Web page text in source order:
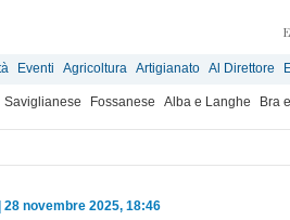
Eventi Agricoltura Artigianato Al Direttore
Saviglianese Fossanese Alba e Langhe Bra
28 novembre 2025, 18:46